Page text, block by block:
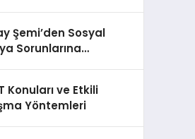
Şemi’den Sosyal
Sorunlarına
Konuları ve Etkili
Yöntemleri